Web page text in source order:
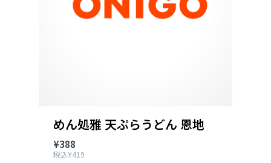
めん処雅 天ぷらうどん 恩地
¥388
税込¥419